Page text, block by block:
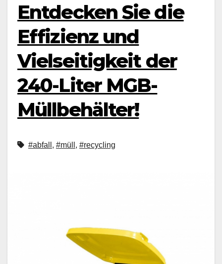
Entdecken Sie die
Effizienz und
Vielseitigkeit der
240-Liter MGB-
Müllbehälter!
#abfall , #müll , #recycling